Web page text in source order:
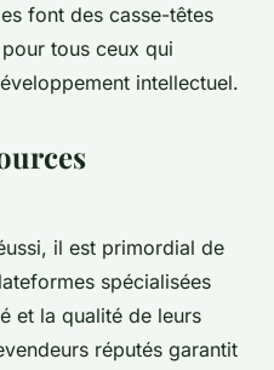
font des casse-têtes
tous ceux qui
intellectuel.
il est primordial de
spécialisées
et la qualité de leurs
réputés garantit